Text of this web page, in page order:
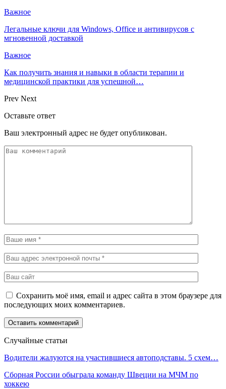
Важное
Легальные ключи для Windows, Office и антивирусов с
мгновенной доставкой
Важное
Как получить знания и навыки в области терапии и
медицинской практики для успешной…
Prev Next
Оставьте ответ
Ваш электронный адрес не будет опубликован.
Сохранить моё имя, email и адрес сайта в этом браузере для
последующих моих комментариев.
Случайные статьи
Водители жалуются на участившиеся автоподставы. 5 схем…
Сборная России обыграла команду Швеции на МЧМ по
хоккею